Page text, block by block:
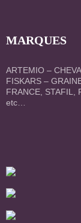
MARQUES
ARTEMIO –
FISKARS –
FRANCE, STAFIL,
etc…